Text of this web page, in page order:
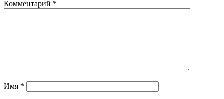
Комментарий *
Имя *